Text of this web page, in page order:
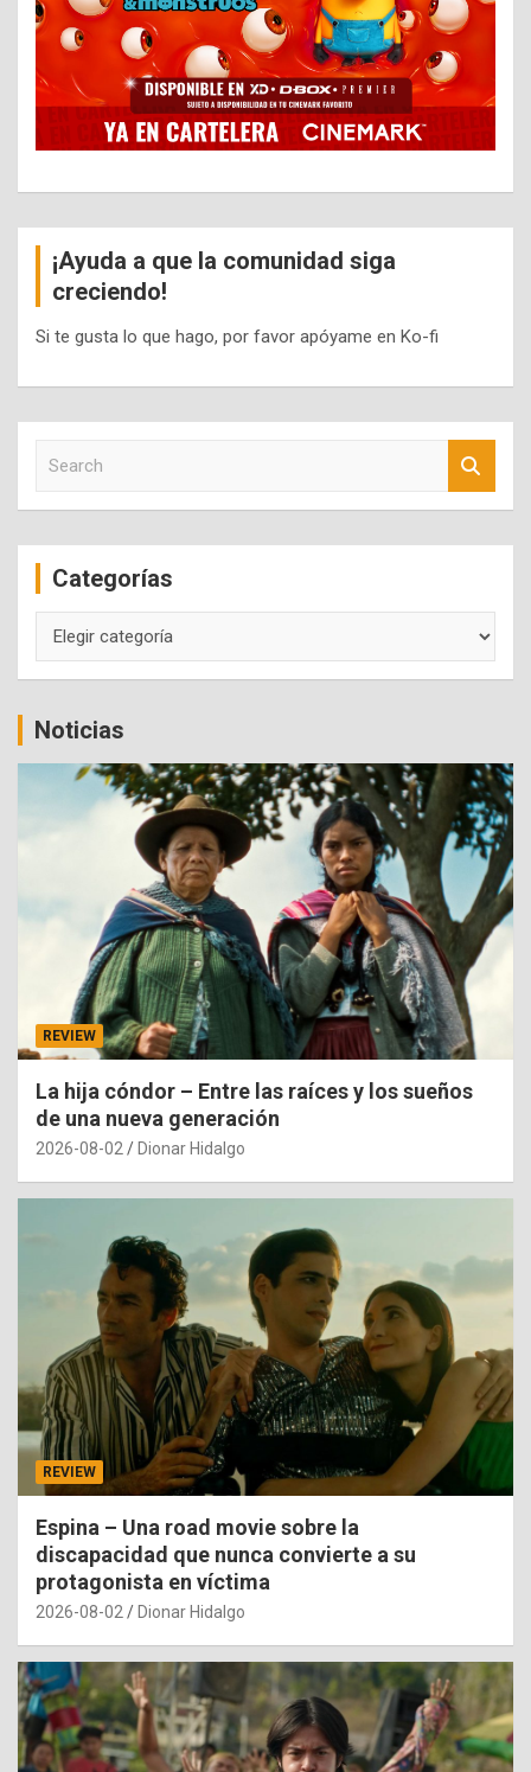
¡Ayuda a que la comunidad siga
creciendo!
Si te gusta lo que hago, por favor apóyame en Ko-fi
c
Categorías
Noticias
REVIEW
La hija cóndor – Entre las raíces y los sueños
de una nueva generación
2026-08-02 Dionar Hidalgo
REVIEW
Espina – Una road movie sobre la
discapacidad que nunca convierte a su
protagonista en víctima
2026-08-02 Dionar Hidalgo